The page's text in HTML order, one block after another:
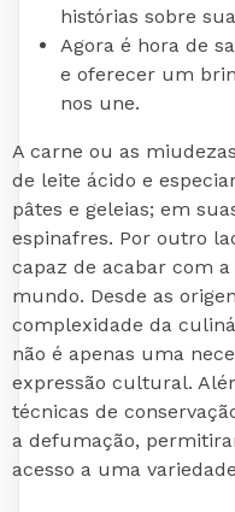
histórias sobre
Agora é hora de
e oferecer um
nos une.
A carne ou as
de leite ácido e
pâtes e geleias; em
espinafres. Por outro
capaz de acabar com
mundo. Desde as
complexidade da
não é apenas uma
expressão cultural.
técnicas de
a defumação,
acesso a uma